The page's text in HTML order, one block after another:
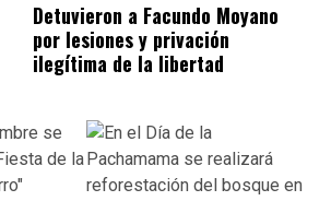
Detuvieron​​​​​​​ a Facundo Moyano
por lesiones y privación
ilegítima de la libertad